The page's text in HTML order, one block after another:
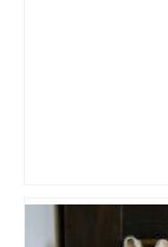
Alliance PS/